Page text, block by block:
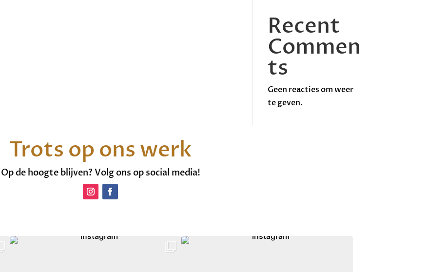
Recent
Commen
ts
Geen reacties om weer
te geven.
Trots op ons werk
Op de hoogte blijven? Volg ons op social media!